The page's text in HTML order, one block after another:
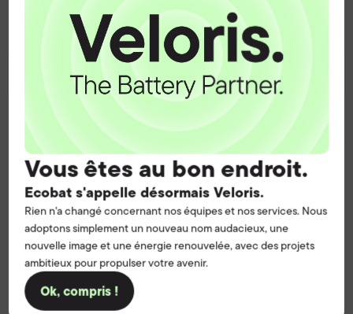
Vous êtes au bon endroit.
Ecobat s'appelle désormais Veloris.
Rien n'a changé concernant nos équipes et nos services. Nous
adoptons simplement un nouveau nom audacieux, une
nouvelle image et une énergie renouvelée, avec des projets
ambitieux pour propulser votre avenir.
Ok, compris !
Contact
Fareham, UK
Address:
5 Little Park Farm Road,
Fareham,
Hampshire UK,
PO15 5SJ
Call:
T: 01489 570770